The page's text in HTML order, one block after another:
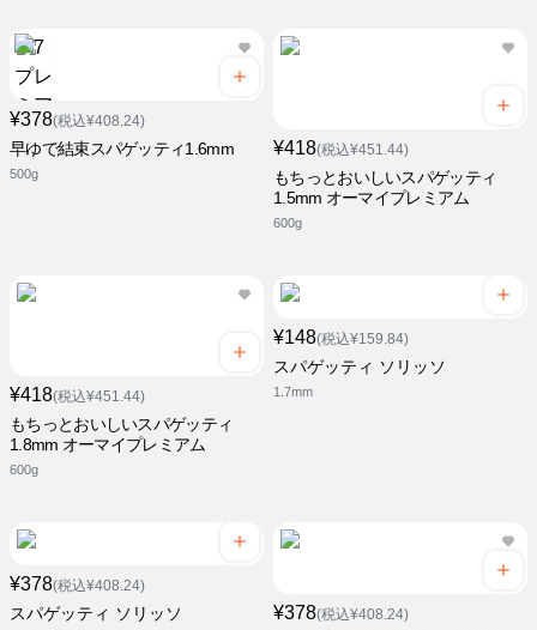
¥378(税込¥408.24)
早ゆで結束スパゲッティ1.6mm
500g
¥418(税込¥451.44)
もちっとおいしいスパゲッティ
1.5mm オーマイプレミアム
600g
¥418(税込¥451.44)
もちっとおいしいスパゲッティ
1.8mm オーマイプレミアム
600g
¥148(税込¥159.84)
スパゲッティ ソリッソ
1.7mm
¥378(税込¥408.24)
スパゲッティ ソリッソ ¥378(税込¥408.24)